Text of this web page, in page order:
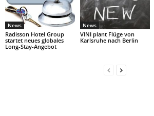
News
Radisson Hotel Group
startet neues globales
Long-Stay-Angebot
News
VINI plant Flüge von
Karlsruhe nach Berlin